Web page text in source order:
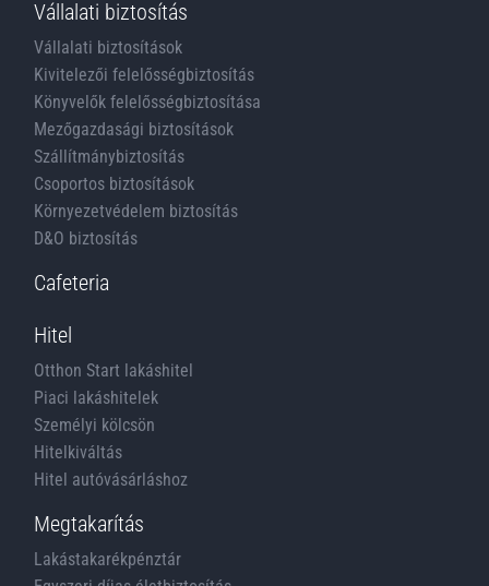
Vállalati biztosítás
Vállalati biztosítások
Kivitelezői felelősségbiztosítás
Könyvelők felelősségbiztosítása
Mezőgazdasági biztosítások
Szállítmánybiztosítás
Csoportos biztosítások
Környezetvédelem biztosítás
D&O biztosítás
Cafeteria
Hitel
Otthon Start lakáshitel
Piaci lakáshitelek
Személyi kölcsön
Hitelkiváltás
Hitel autóvásárláshoz
Megtakarítás
Lakástakarékpénztár